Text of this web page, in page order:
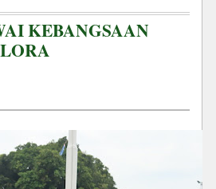
KEBANGSAAN